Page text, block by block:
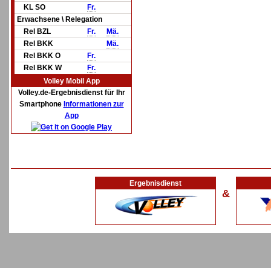
KL SO
Fr.
Erwachsene \ Relegation
Rel BZL
Fr.
Mä.
Rel BKK
Mä.
Rel BKK O
Fr.
Rel BKK W
Fr.
Volley Mobil App
Volley.de-Ergebnisdienst für Ihr
Smartphone Informationen zur
App
Ergebnisdienst
&